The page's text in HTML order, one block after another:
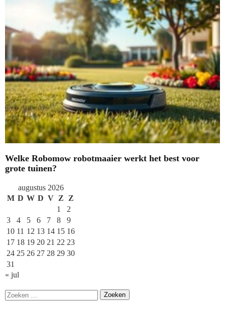
Welke Robomow robotmaaier werkt het best voor
grote tuinen?
augustus 2026
M D W D V Z Z
1
2
3
4 5 6 7 8
9
10 11 12 13 14 15 16
17 18 19 20 21 22 23
24 25 26 27 28 29 30
31
« jul